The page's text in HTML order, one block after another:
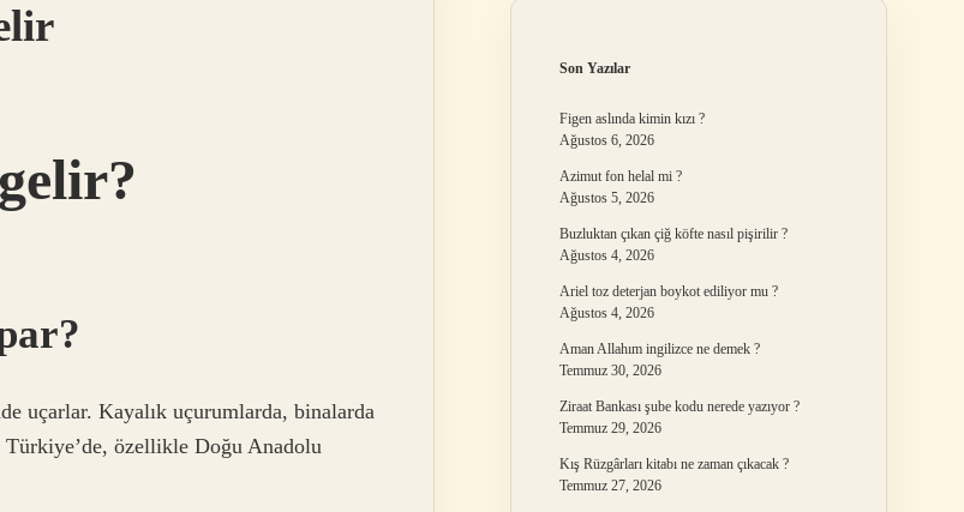
uçarlar. Kayalık uçurumlarda, binalarda
özellikle Doğu Anadolu
Son Yazılar
Figen aslında kimin kızı ?
Ağustos 6, 2026
Azimut fon helal mi ?
Ağustos 5, 2026
Buzluktan çıkan çiğ köfte nasıl pişirilir ?
Ağustos 4, 2026
Ariel toz deterjan boykot ediliyor mu ?
Ağustos 4, 2026
Aman Allahım ingilizce ne demek ?
Temmuz 30, 2026
Ziraat Bankası şube kodu nerede yazıyor ?
Temmuz 29, 2026
Kış Rüzgârları kitabı ne zaman çıkacak ?
Temmuz 27, 2026